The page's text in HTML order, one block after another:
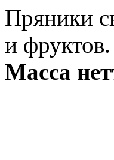
Пряники
и фруктов.
Масса